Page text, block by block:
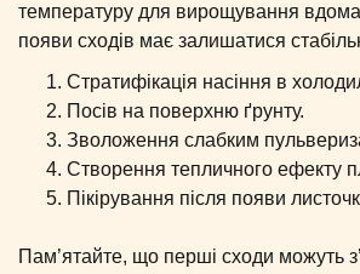
температуру для вирощування
появи сходів має залишатися
Стратифікація насіння в
Посів на поверхню ґрунту.
Зволоження слабким
Створення тепличного ефекту
Пікірування після появи
Пам’ятайте, що перші сходи можуть